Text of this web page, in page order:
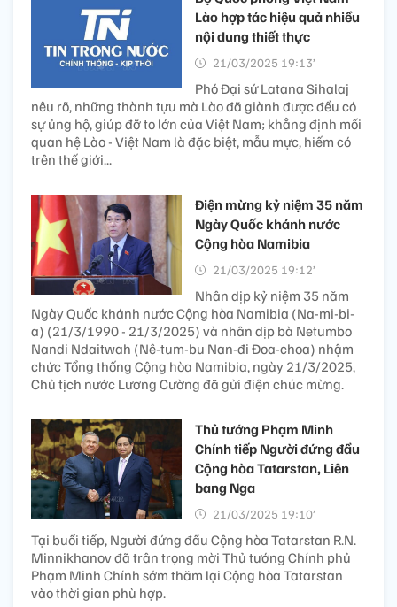
Lào hợp tác hiệu quả nhiều
nội dung thiết thực
21/03/2025 19:13’
Phó Đại sứ Latana Sihalaj
nêu rõ, những thành tựu mà Lào đã giành được đều có
sự ủng hộ, giúp đỡ to lớn của Việt Nam; khẳng định mối
quan hệ Lào - Việt Nam là đặc biệt, mẫu mực, hiếm có
trên thế giới...
Điện mừng kỷ niệm 35 năm
Ngày Quốc khánh nước
Cộng hòa Namibia
21/03/2025 19:12’
Nhân dịp kỷ niệm 35 năm
Ngày Quốc khánh nước Cộng hòa Namibia (Na-mi-bi-
a) (21/3/1990 - 21/3/2025) và nhân dịp bà Netumbo
Nandi Ndaitwah (Nê-tum-bu Nan-đi Đoa-choa) nhậm
chức Tổng thống Cộng hòa Namibia, ngày 21/3/2025,
Chủ tịch nước Lương Cường đã gửi điện chúc mừng.
Thủ tướng Phạm Minh
Chính tiếp Người đứng đầu
Cộng hòa Tatarstan, Liên
bang Nga
21/03/2025 19:10’
Tại buổi tiếp, Người đứng đầu Cộng hòa Tatarstan R.N.
Minnikhanov đã trân trọng mời Thủ tướng Chính phủ
Phạm Minh Chính sớm thăm lại Cộng hòa Tatarstan
vào thời gian phù hợp.